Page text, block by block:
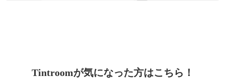
Tintroomが気になった方はこちら！